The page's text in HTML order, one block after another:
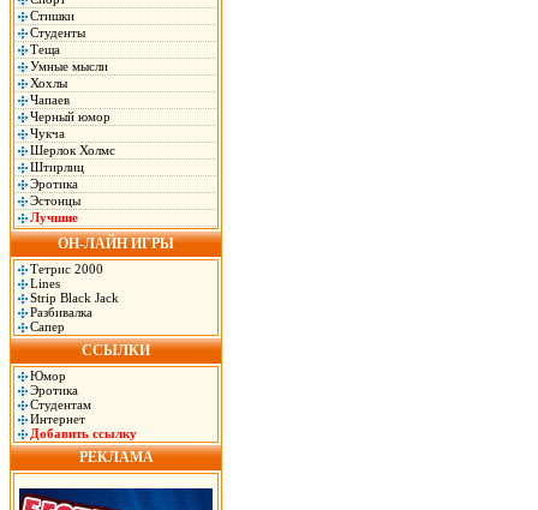
Стишки
Студенты
Теща
Умные мысли
Хохлы
Чапаев
Черный юмор
Чукча
Шерлок Холмс
Штирлиц
Эротика
Эстонцы
Лучшие
ОН-ЛАЙН ИГРЫ
Тетрис 2000
Lines
Strip Black Jack
Разбивалка
Сапер
ССЫЛКИ
Юмор
Эротика
Студентам
Интернет
Добавить ссылку
РЕКЛАМА